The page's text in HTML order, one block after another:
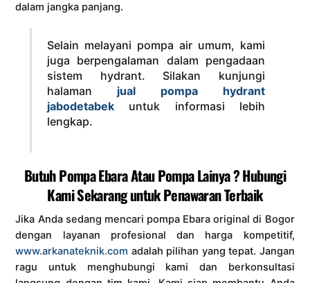
dalam jangka panjang.
Selain melayani pompa air umum, kami
juga berpengalaman dalam pengadaan
sistem hydrant. Silakan kunjungi
halaman jual pompa hydrant
jabodetabek untuk informasi lebih
lengkap.
Butuh Pompa Ebara Atau Pompa Lainya ? Hubungi
Kami Sekarang untuk Penawaran Terbaik
Jika Anda sedang mencari pompa Ebara original di Bogor
dengan layanan profesional dan harga kompetitif,
www.arkanateknik.com adalah pilihan yang tepat. Jangan
ragu untuk menghubungi kami dan berkonsultasi